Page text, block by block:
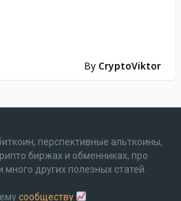
By CryptoViktor
перспективные альткоины,
биржах и обменниках, про
много других полезных статей.
сообществу